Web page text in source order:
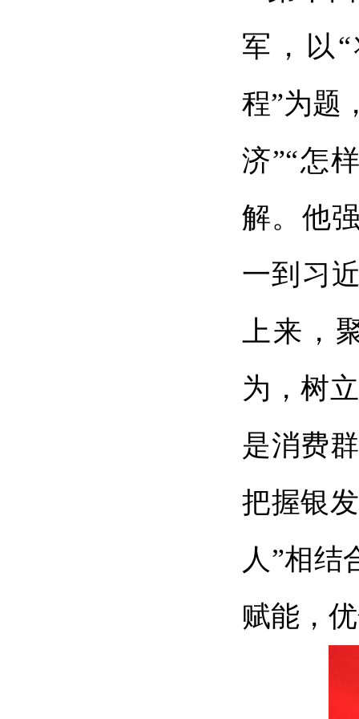
军，以
程”为题
济”“怎
解。他
一到习
上来，
为，树
是消费
把握银
人”相结
赋能，